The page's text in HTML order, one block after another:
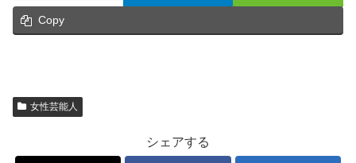
Copy
女性芸能人
シェアする